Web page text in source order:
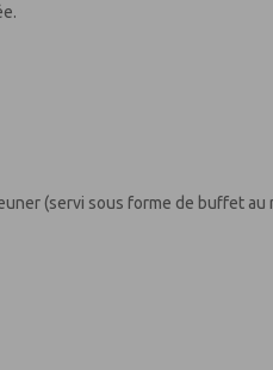
(servi sous forme de buffet au